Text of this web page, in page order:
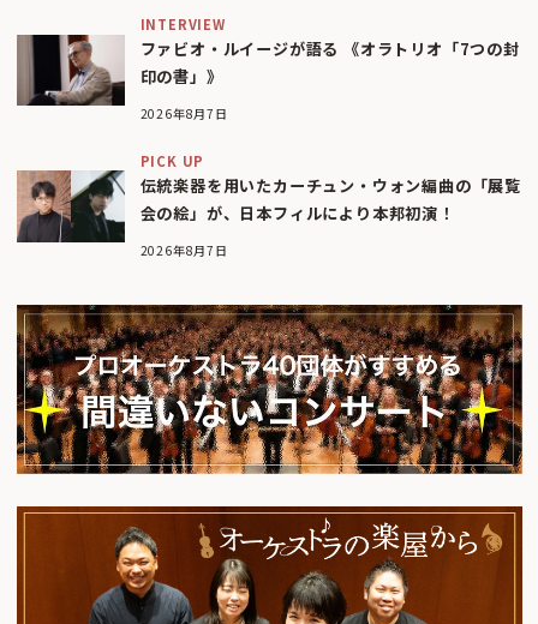
INTERVIEW
ファビオ・ルイージが語る 《オラトリオ「7つの封
印の書」》
2026年8月7日
PICK UP
伝統楽器を用いたカーチュン・ウォン編曲の「展覧
会の絵」が、日本フィルにより本邦初演！
2026年8月7日